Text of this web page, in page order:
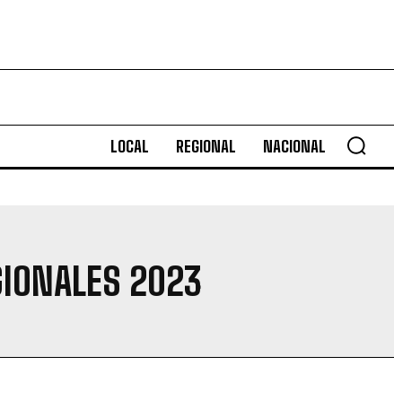
LOCAL REGIONAL NACIONAL
2023